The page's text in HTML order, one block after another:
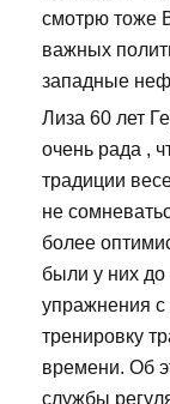
смотрю тоже
важных
западные
Лиза 60 лет
очень рада ,
традиции
не
более
были у них до
упражнения с
тренировку
времени. Об
службы